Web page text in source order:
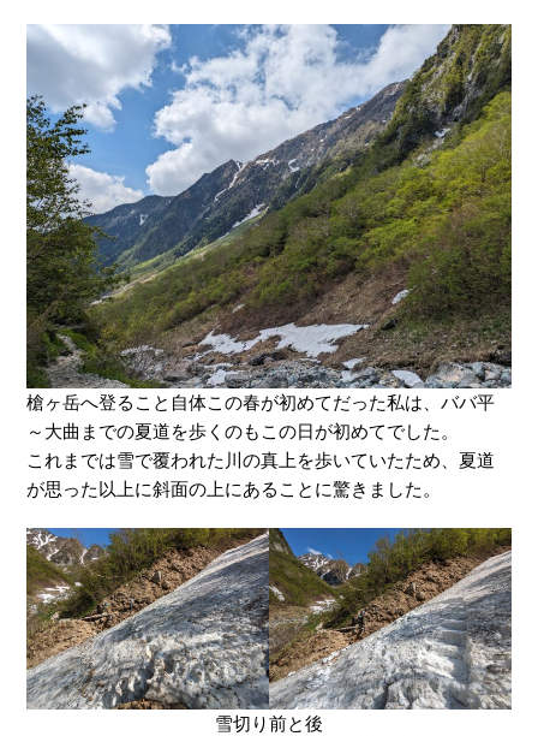
槍ヶ岳へ登ること自体この春が初めてだった私は、ババ平
～大曲までの夏道を歩くのもこの日が初めてでした。
これまでは雪で覆われた川の真上を歩いていたため、夏道
が思った以上に斜面の上にあることに驚きました。
雪切り前と後